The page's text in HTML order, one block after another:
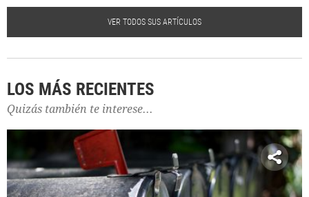
VER TODOS SUS ARTÍCULOS
LOS MÁS RECIENTES
Quizás también te interese...